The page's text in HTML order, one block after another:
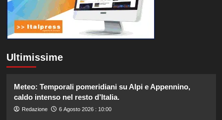
Ultimissime
Meteo: Temporali pomeridiani su Alpi e Appennino,
caldo intenso nel resto d’Italia.
Redazione 6 Agosto 2026 : 10:00